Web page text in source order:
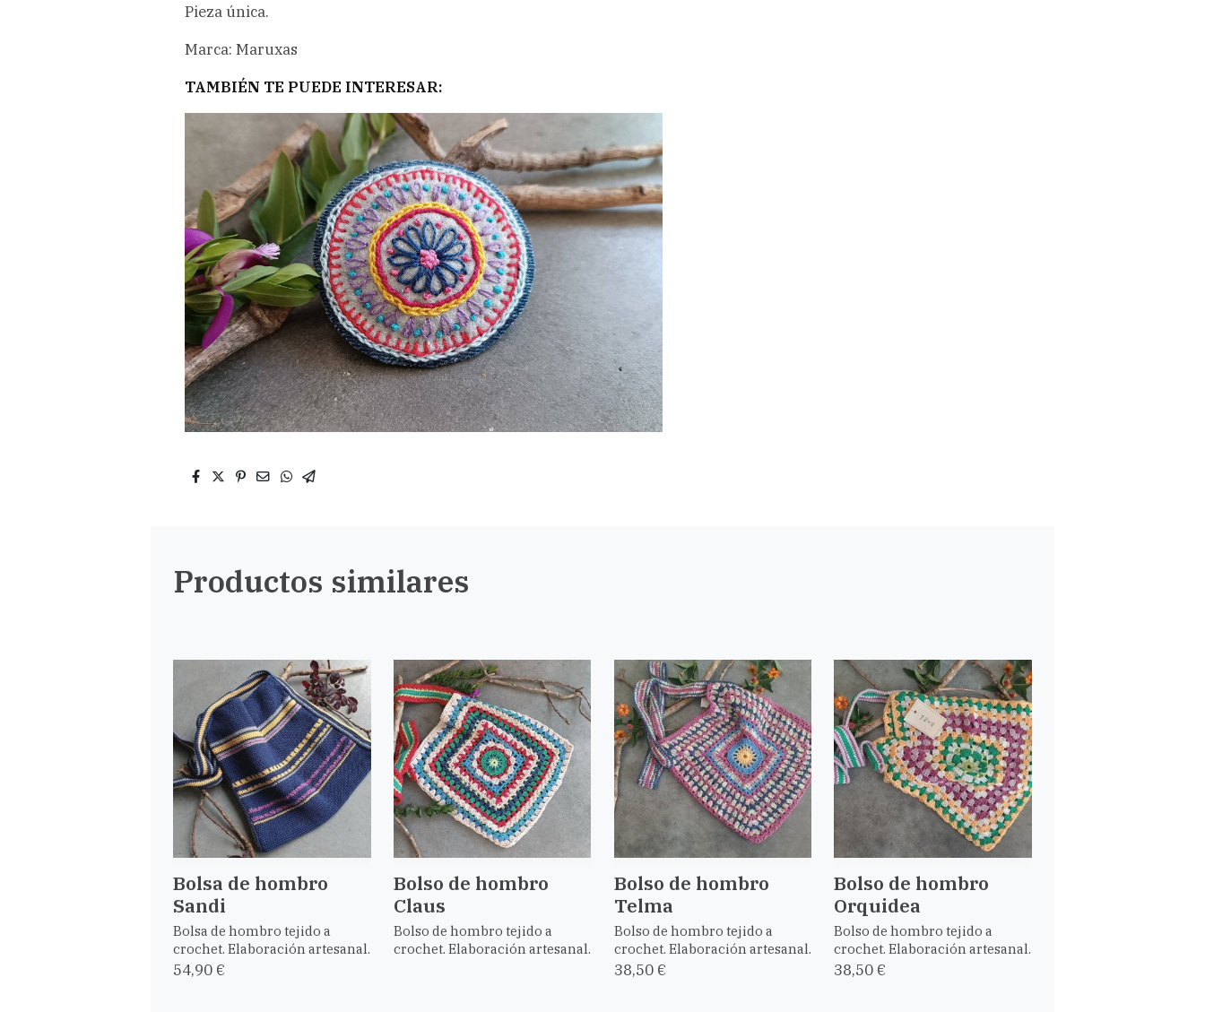
Pieza única.
Marca: Maruxas
TAMBIÉN TE PUEDE INTERESAR:
Productos similares
Bolsa de hombro
Sandi
Bolsa de hombro tejido a
crochet. Elaboración artesanal.
54,90 €
Bolso de hombro
Claus
Bolso de hombro tejido a
crochet. Elaboración artesanal.
Bolso de hombro
Telma
Bolso de hombro tejido a
crochet. Elaboración artesanal.
38,50 €
Bolso de hombro
Orquidea
Bolso de hombro tejido a
crochet. Elaboración artesanal.
38,50 €